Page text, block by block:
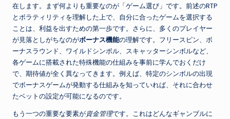
在します。まず何よりも重要なのが「ゲーム選び」です。前述のRTP
とボラティリティを理解した上で、自分に合ったゲームを選択する
ことは、利益を出すための第一歩です。さらに、多くのプレイヤー
が見落としがちなのがボーナス機能の理解です。フリースピン、ボ
ーナスラウンド、ワイルドシンボル、スキャッターシンボルなど、
各ゲームに搭載された特殊機能の仕組みを事前に学んでおくだけ
で、期待値が全く異なってきます。例えば、特定のシンボルの出現
でボーナスゲームが発動する仕組みを知っていれば、それに合わせ
たベットの設定が可能になるのです。
もう一つの重要な要素が資金管理です。これはどんなギャンブルに